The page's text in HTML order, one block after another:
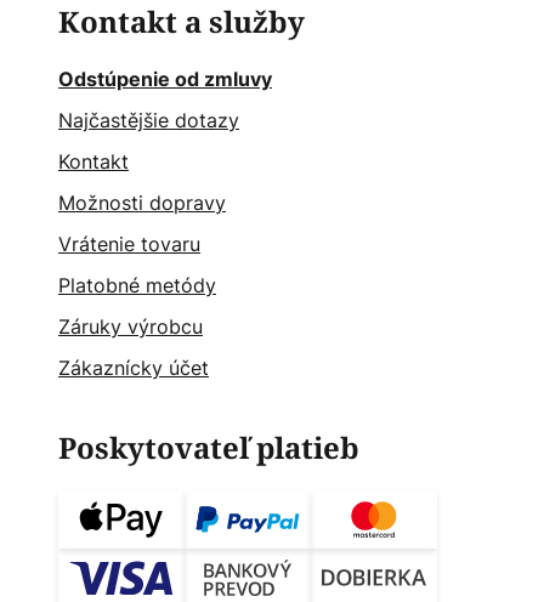
Kontakt a služby
Odstúpenie od zmluvy
Najčastějšie dotazy
Kontakt
Možnosti dopravy
Vrátenie tovaru
Platobné metódy
Záruky výrobcu
Zákaznícky účet
Poskytovateľ platieb